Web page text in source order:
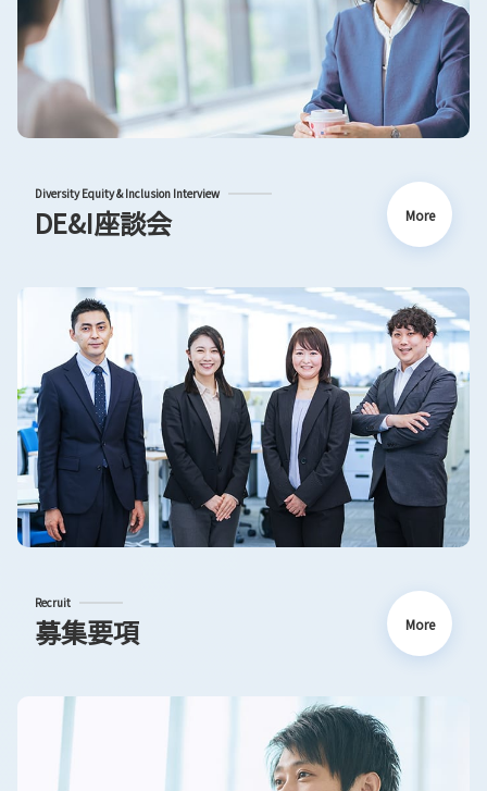
Diversity Equity & Inclusion Interview
DE&I座談会 More
Recruit
募集要項 More